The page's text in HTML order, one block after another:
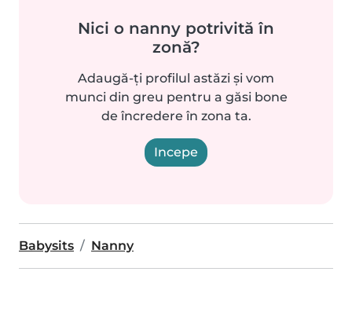
Nici o nanny potrivită în
zonă?
Adaugă-ți profilul astăzi și vom
munci din greu pentru a găsi bone
de încredere în zona ta.
Incepe
Babysits Nanny